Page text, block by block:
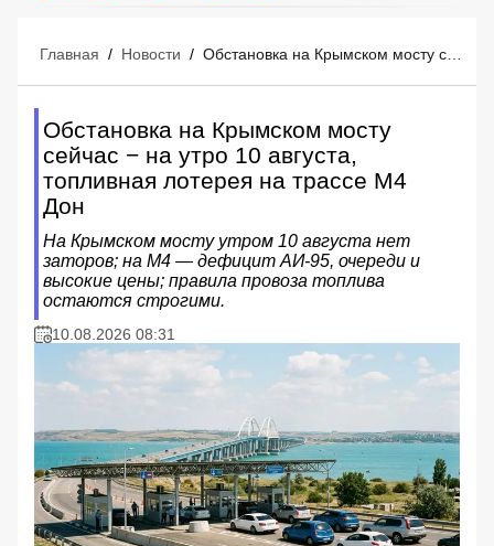
Главная / Новости /
Обстановка на Крымском мосту
сейчас − на утро 10 августа,
топливная лотерея на трассе М4
Дон
На Крымском мосту утром 10 августа нет
заторов; на М4 — дефицит АИ‑95, очереди и
высокие цены; правила провоза топлива
остаются строгими.
10.08.2026 08:31